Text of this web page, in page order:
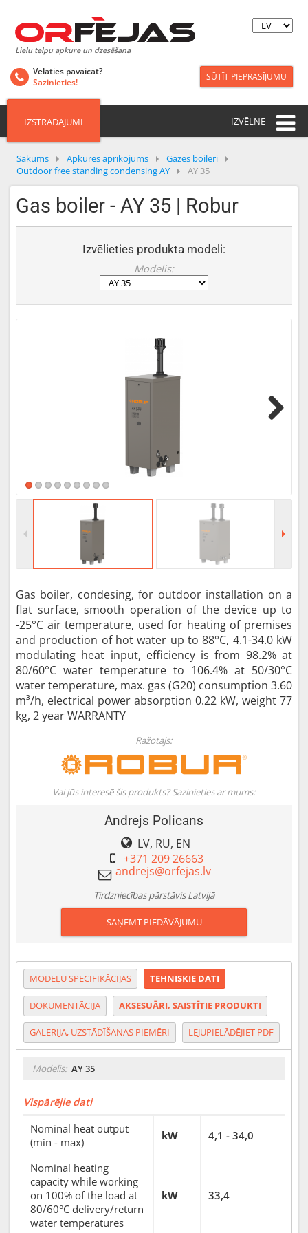
Lielu telpu apkure un dzesēšana
Vēlaties pavaicāt?
Sazinieties!
SŪTĪT PIEPRASĪJUMU
IZSTRĀDĀJUMI IZVĒLNE
Sākums Apkures aprīkojums
Gāzes boileri
Outdoor free standing condensing AY
AY 35
Gas boiler - AY 35 | Robur
Izvēlieties produkta modeli:
Modelis:
Gas boiler, condesing, for outdoor installation on a
flat surface, smooth operation of the device up to
-25°C air temperature, used for heating of premises
and production of hot water up to 88°C, 4.1-34.0 kW
modulating heat input, efficiency is from 98.2% at
80/60°C water temperature to 106.4% at 50/30°C
water temperature, max. gas (G20) consumption 3.60
m³/h, electrical power absorption 0.22 kW, weight 77
kg, 2 year WARRANTY
Ražotājs:
Vai jūs interesē šis produkts? Sazinieties ar mums:
Andrejs Policans
LV, RU, EN
+371 209 26663
Tirdzniecības pārstāvis Latvijā
SAŅEMT PIEDĀVĀJUMU
MODEĻU SPECIFIKĀCIJAS TEHNISKIE DATI
DOKUMENTĀCIJA AKSESUĀRI, SAISTĪTIE PRODUKTI
GALERIJA, UZSTĀDĪŠANAS PIEMĒRI LEJUPIELĀDĒJIET PDF
Modelis: AY 35
Vispārējie dati
Nominal heat output
(min - max)
kW 4,1 - 34,0
Nominal heating
capacity while working
on 100% of the load at
80/60°C delivery/return
water temperatures
kW 33,4